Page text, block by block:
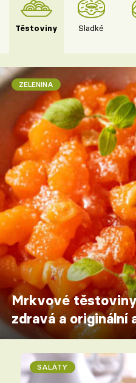
Těstoviny Sladké
ZELENINA
Mrkvové
zdravá a
SALÁTY